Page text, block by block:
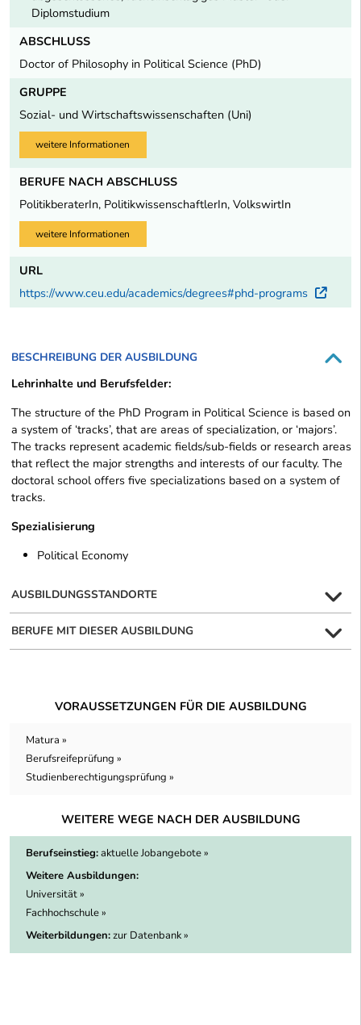
Diplomstudium
ABSCHLUSS
Doctor of Philosophy in Political Science (PhD)
GRUPPE
Sozial- und Wirtschaftswissenschaften (Uni)
weitere Informationen
BERUFE NACH ABSCHLUSS
PolitikberaterIn, PolitikwissenschaftlerIn, VolkswirtIn
weitere Informationen
URL
https://www.ceu.edu/academics/degrees#phd-programs
BESCHREIBUNG DER AUSBILDUNG
Lehrinhalte und Berufsfelder:
The structure of the PhD Program in Political Science is based on
a system of ‘tracks’, that are areas of specialization, or ‘majors’.
The tracks represent academic fields/sub-fields or research areas
that reflect the major strengths and interests of our faculty. The
doctoral school offers five specializations based on a system of
tracks.
Spezialisierung
Political Economy
AUSBILDUNGSSTANDORTE
BERUFE MIT DIESER AUSBILDUNG
VORAUSSETZUNGEN FÜR DIE AUSBILDUNG
Matura »
Berufsreifeprüfung »
Studienberechtigungsprüfung »
WEITERE WEGE NACH DER AUSBILDUNG
Berufseinstieg:aktuelle Jobangebote »
Weitere Ausbildungen:
Universität »
Fachhochschule »
Weiterbildungen:zur Datenbank »